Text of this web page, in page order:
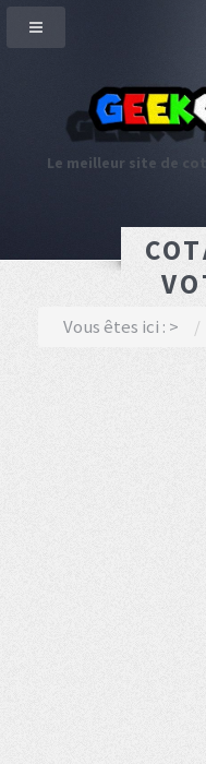
Le meilleur site de
Vous êtes ici :